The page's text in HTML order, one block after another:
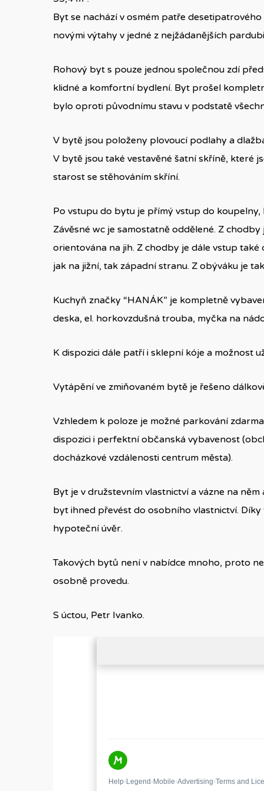
Byt se nachází v osmém patře
novými výtahy v jedné z nejžádanějších
Rohový byt s pouze jednou společnou zdí
klidné a komfortní bydlení. Byt prošel
bylo oproti původnímu stavu v podstatě
V bytě jsou položeny plovoucí podlahy a
V bytě jsou také vestavěné šatní skříně, které
starost se stěhováním skříní.
Po vstupu do bytu je přímý vstup do
Závěsné wc je samostatně oddělené. Z
orientována na jih. Z chodby je dále vstup
jak na jižní, tak západní stranu. Z obýváku je
Kuchyň značky “HANÁK” je kompletně
deska, el. horkovzdušná trouba, myčka na
K dispozici dále patří i sklepní kóje a možnost
Vytápění ve zmiňovaném bytě je řešeno
Vzhledem k poloze je možné parkování
dispozici i perfektní občanská vybavenost
docházkové vzdálenosti centrum města).
Byt je v družstevním vlastnictví a vázne na
byt ihned převést do osobního vlastnictví.
hypoteční úvěr.
Takových bytů není v nabídce mnoho, proto
osobně provedu.
S úctou, Petr Ivanko.